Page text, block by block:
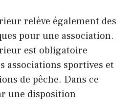
relève également des
pour une association.
est obligatoire
associations sportives et
de pêche. Dans ce
une disposition